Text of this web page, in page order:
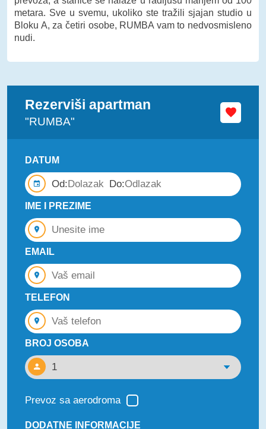
Rezerviši apartman
"RUMBA"
DATUM
Od: Do:
IME I PREZIME
EMAIL
TELEFON
BROJ OSOBA
Prevoz sa aerodroma
DODATNE INFORMACIJE
metara. Sve u svemu, ukoliko ste tražili sjajan studio u
Bloku A, za četiri osobe, RUMBA vam to nedvosmisleno
nudi.